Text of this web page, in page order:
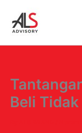
content
Beli